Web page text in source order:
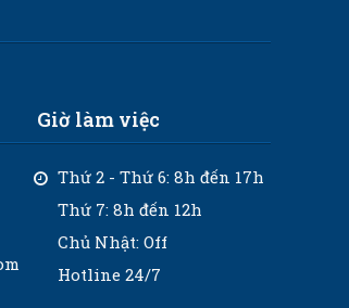
Giờ làm việc
Thứ 2 - Thứ 6: 8h đến 17h
Thứ 7: 8h đến 12h
Chủ Nhật: Off
Hotline 24/7